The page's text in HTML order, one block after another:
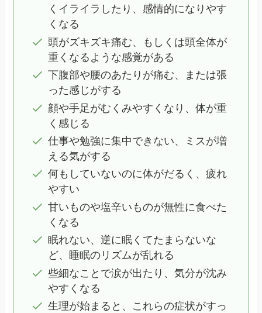
くイライラしたり、感情的になりやす
くなる
頭がズキズキ痛む、もしくは頭全体が
重くなるような感覚がある
下腹部や腰のあたりが痛む、または張
った感じがする
顔や手足がむくみやすくなり、体が重
く感じる
仕事や勉強に集中できない、ミスが増
える気がする
何もしていないのに体がだるく、疲れ
やすい
甘いものや塩辛いものが無性に食べた
くなる
眠れない、逆に眠くてたまらないな
ど、睡眠のリズムが乱れる
些細なことで涙が出たり、気分が沈み
やすくなる
生理が始まると、これらの症状がすっ